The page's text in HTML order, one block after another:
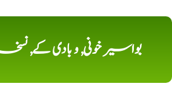
بواسیر خونی, و بادی